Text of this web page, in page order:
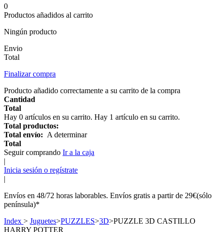
0
Productos añadidos al carrito
Ningún producto
Envio
Total
Finalizar compra
Producto añadido correctamente a su carrito de la compra
Cantidad
Total
Hay 0 artículos en su carrito. Hay 1 artículo en su carrito.
Total productos:
Total envío: A determinar
Total
Seguir comprando Ir a la caja
|
Inicia sesión o regístrate
|
Envíos en 48/72 horas laborables. Envíos gratis a partir de 29€(sólo
península)*
Index > Juguetes>PUZZLES>3D>PUZZLE 3D CASTILLO
HARRY POTTER